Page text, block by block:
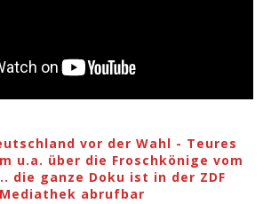
vor der Wahl - Teures
u.a. über die Froschkönige vom
die ganze Doku ist in der ZDF
Mediathek abrufbar